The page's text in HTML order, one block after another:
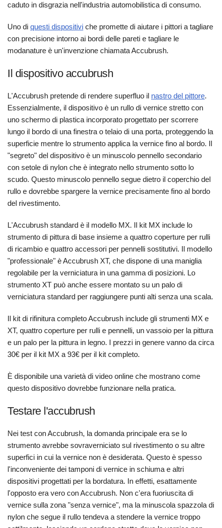
caduto in disgrazia nell'industria automobilistica di consumo.
Uno di questi dispositivi che promette di aiutare i pittori a tagliare
con precisione intorno ai bordi delle pareti e tagliare le
modanature è un'invenzione chiamata Accubrush.
Il dispositivo accubrush
L'Accubrush pretende di rendere superfluo il nastro del pittore.
Essenzialmente, il dispositivo è un rullo di vernice stretto con
uno schermo di plastica incorporato progettato per scorrere
lungo il bordo di una finestra o telaio di una porta, proteggendo la
superficie mentre lo strumento applica la vernice fino al bordo. Il
"segreto" del dispositivo è un minuscolo pennello secondario
con setole di nylon che è integrato nello strumento sotto lo
scudo. Questo minuscolo pennello segue dietro il coperchio del
rullo e dovrebbe spargere la vernice precisamente fino al bordo
del rivestimento.
L'Accubrush standard è il modello MX. Il kit MX include lo
strumento di pittura di base insieme a quattro coperture per rulli
di ricambio e quattro accessori per pennelli sostitutivi. Il modello
"professionale" è Accubrush XT, che dispone di una maniglia
regolabile per la verniciatura in una gamma di posizioni. Lo
strumento XT può anche essere montato su un palo di
verniciatura standard per raggiungere punti alti senza una scala.
Il kit di rifinitura completo Accubrush include gli strumenti MX e
XT, quattro coperture per rulli e pennelli, un vassoio per la pittura
e un palo per la pittura in legno. I prezzi in genere vanno da circa
30€ per il kit MX a 93€ per il kit completo.
È disponibile una varietà di video online che mostrano come
questo dispositivo dovrebbe funzionare nella pratica.
Testare l'accubrush
Nei test con Accubrush, la domanda principale era se lo
strumento avrebbe sovraverniciato sul rivestimento o su altre
superfici in cui la vernice non è desiderata. Questo è spesso
l'inconveniente dei tamponi di vernice in schiuma e altri
dispositivi progettati per la bordatura. In effetti, esattamente
l'opposto era vero con Accubrush. Non c'era fuoriuscita di
vernice sulla zona "senza vernice", ma la minuscola spazzola di
nylon che segue il rullo tendeva a stendere la vernice troppo